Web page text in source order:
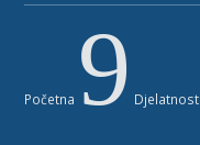
Početna 9 Djelatnost